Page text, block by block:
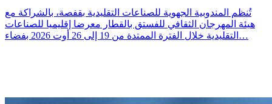
تُنظم المندوبية الجهوية للصناعات التقليدية بقفصة، بالشراكة مع
هيئة المهرجان الثقافي للفستق بالقطار معرضا إقليميا للصناعات
التقليدية خلال الفترة الممتدة من 19 إلى 26 أوت 2026 بفضاء…